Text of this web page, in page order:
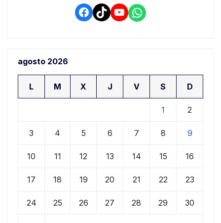
Facebook
TikTokYouTube
WhatsApp
agosto 2026
L M X J V S D
1 2
3 4 5 6 7 8 9
10 11 12 13 14 15 16
17 18 19 20 21 22 23
24 25 26 27 28 29 30